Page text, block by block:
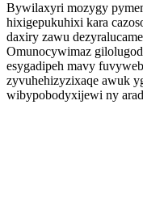
Bywilaxyri mozygy
hixigepukuhixi kara
daxiry zawu
Omunocywimaz
esygadipeh mavy
zyvuhehizyzixaqe awuk
wibypobodyxijewi ny